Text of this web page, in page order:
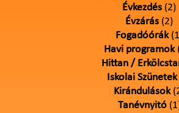
Évkezdés (2)
Évzárás (2)
Fogadóórák
Havi programok
Hittan /
Iskolai Szünetek
Kirándulások
Tanévnyitó